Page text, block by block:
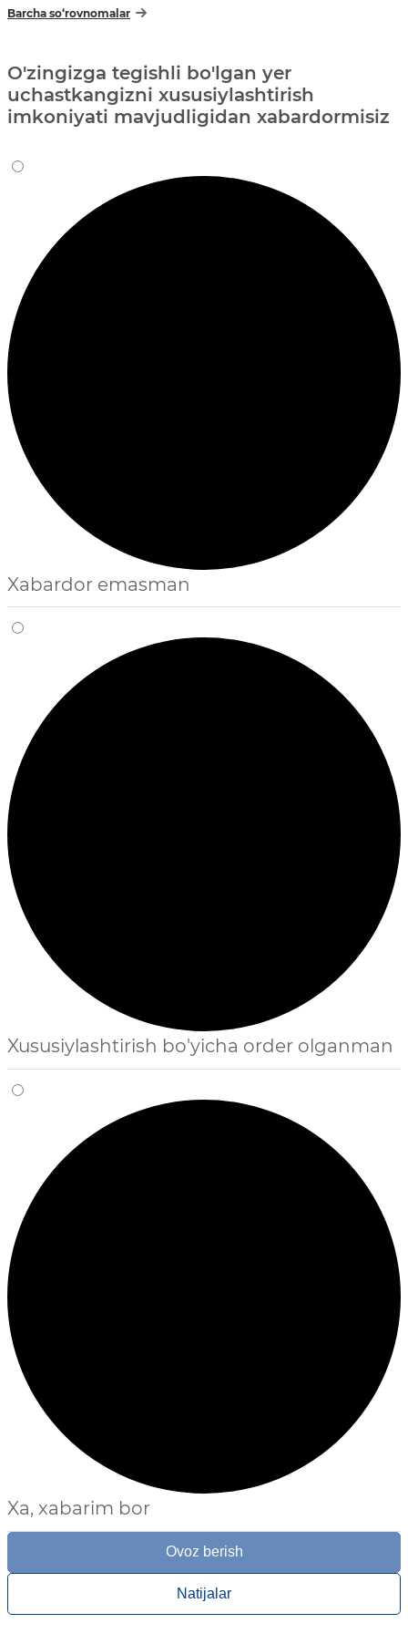
Barcha so‘rovnomalar
O'zingizga tegishli bo'lgan yer
uchastkangizni xususiylashtirish
imkoniyati mavjudligidan xabardormisiz
Xabardor emasman
Xususiylashtirish bo'yicha order olganman
Xa, xabarim bor
Ovoz berish
Natijalar